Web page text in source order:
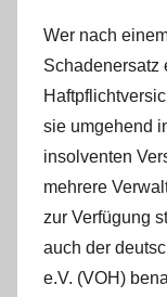
Wer nach
Schadenersatz
sie umgehend
insolventen
mehrere
zur Verfügung
auch der
e.V. (VOH)